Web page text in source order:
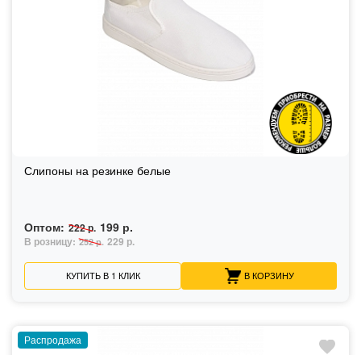
Слипоны на резинке белые
Оптом: 222 р. 199 р.
В розницу: 252 р. 229 р.
КУПИТЬ В 1 КЛИК В КОРЗИНУ
Распродажа